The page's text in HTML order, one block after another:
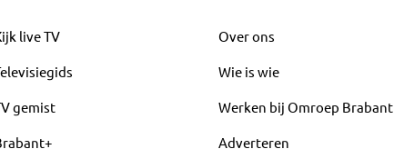
live TV
gemist
Over ons
Wie is wie
Werken bij Omroep Brabant
Adverteren